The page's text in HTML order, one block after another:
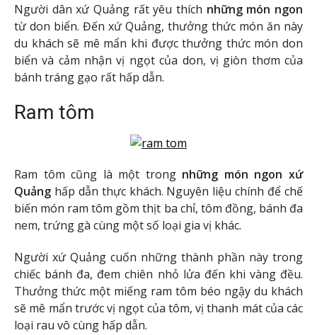
Người dân xứ Quảng rất yêu thích những món ngon
từ don biển. Đến xứ Quảng, thưởng thức món ăn này
du khách sẽ mê mẩn khi được thưởng thức món don
biển và cảm nhận vị ngọt của don, vị giòn thơm của
bánh tráng gạo rất hấp dẫn.
Ram tôm
Ram tôm cũng là một trong những món ngon xứ
Quảng hấp dẫn thực khách. Nguyên liệu chính để chế
biến món ram tôm gồm thịt ba chỉ, tôm đồng, bánh đa
nem, trứng gà cùng một số loại gia vị khác.
Người xứ Quảng cuốn những thành phần này trong
chiếc bánh đa, đem chiên nhỏ lửa đến khi vàng đều.
Thưởng thức một miếng ram tôm béo ngậy du khách
sẽ mê mẩn trước vị ngọt của tôm, vị thanh mát của các
loại rau vô cùng hấp dẫn.